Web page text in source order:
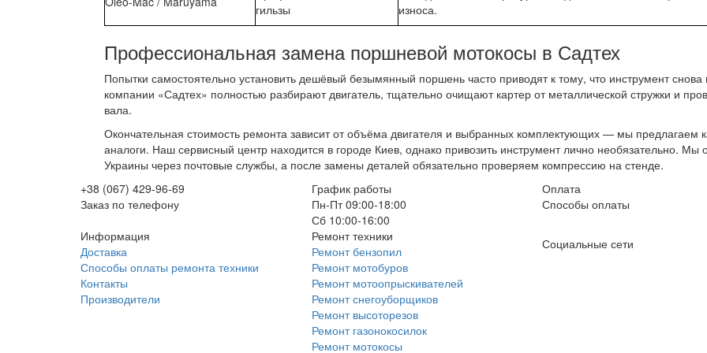
гильзы
износа.
Профессиональная замена поршневой мотокосы в Садтех
Попытки самостоятельно установить дешёвый безымянный поршень часто приводят к тому, что инструмент
компании «Садтех» полностью разбирают двигатель, тщательно очищают картер от металлической стружки и
вала.
Окончательная стоимость ремонта зависит от объёма двигателя и выбранных комплектующих — мы предлагаем
аналоги. Наш сервисный центр находится в городе Киев, однако привозить инструмент лично необязательно. Мы
Украины через почтовые службы, а после замены деталей обязательно проверяем компрессию на стенде.
+38 (067) 429-96-69
Заказ по телефону
График работы
Пн-Пт 09:00-18:00
Сб 10:00-16:00
Оплата
Способы оплаты
Информация
Доставка
Способы оплаты ремонта техники
Контакты
Производители
Ремонт техники
Ремонт бензопил
Ремонт мотобуров
Ремонт мотоопрыскивателей
Ремонт снегоуборщиков
Ремонт высоторезов
Ремонт газонокосилок
Ремонт мотокосы
Социальные сети